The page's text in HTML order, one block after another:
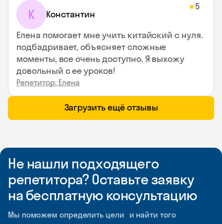
К Константин
★5
Елена помогает мне учить китайский с нуля.
подбадривает, объясняет сложные
моменты, все очень доступно. Я выхожу
довольный с ее уроков!
Репетитор: Елена
Загрузить ещё отзывы
Не нашли подходящего
репетитора? Оставьте заявку
на бесплатную консультацию
Мы поможем определить цели и найти того